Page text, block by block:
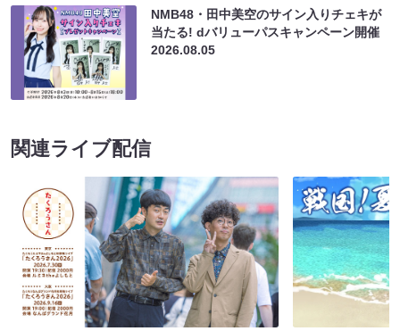
NMB48・田中美空のサイン入りチェキが
当たる! dバリューパスキャンペーン開催
2026.08.05
関連ライブ配信